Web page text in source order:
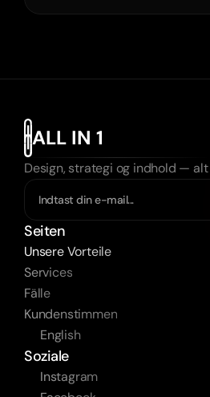
ALL IN 1
Design, strategi og indhold — alt
Seiten
Unsere Vorteile
Services
Fälle
Kundenstimmen
English
Soziale
Instagram